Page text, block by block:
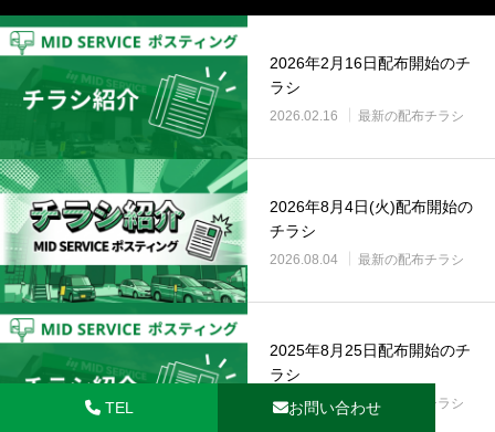
2026年2月16日配布開始のチ
ラシ
2026.02.16 最新の配布チラシ
2026年8月4日(火)配布開始の
チラシ
2026.08.04 最新の配布チラシ
2025年8月25日配布開始のチ
ラシ
2025.08.25 最新の配布チラシ
TEL お問い合わせ